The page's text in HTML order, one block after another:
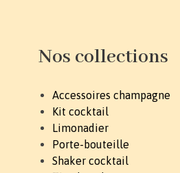
Nos collections
Accessoires champagne
Kit cocktail
Limonadier
Porte-bouteille
Shaker cocktail